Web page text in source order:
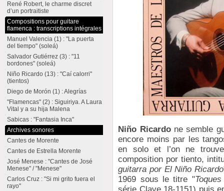
Niño Ricardone semble
encore moins par les
en solo et l’on ne
composition por tiento,
guitarra por El Niño Ricardo
1969 sous le titre "
René Robert, le charme discret
d’un portraitiste
Compositions pour guitare
flamenca : transcriptions intégrales
Manuel Valencia (1) : "La puerta
del tiempo" (soleá)
Salvador Gutiérrez (3) : "11
bordones" (soleá)
Niño Ricardo (13) : "Caí calorri"
(tientos)
Diego de Morón (1) : Alegrías
"Flamencas" (2) : Siguiriya. A Laura
Vital y a su hija Malena
Sabicas : "Fantasia Inca"
Archives sonores
Cantes de Morente
Cantes de Estrella Morente
José Menese : "Cantes de José
Menese" / "Menese"
Carlos Cruz : "Si mi grito fuera el
rayo"